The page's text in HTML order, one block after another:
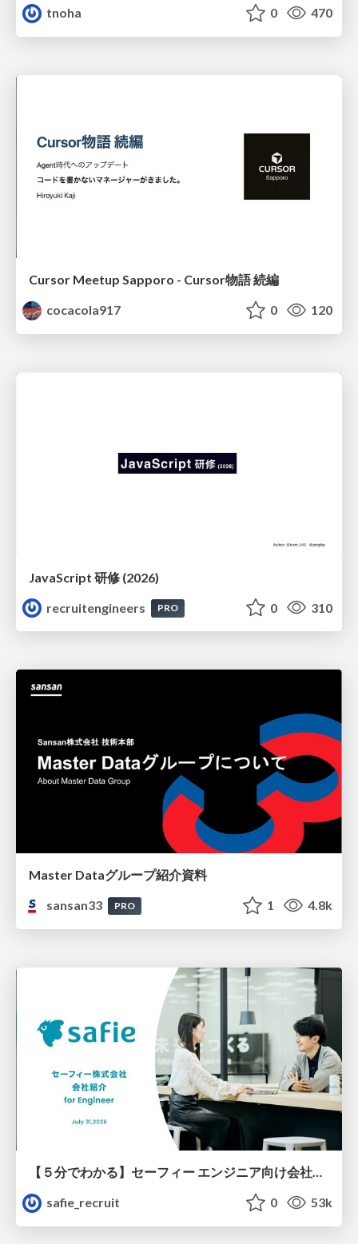
tnoha 0 470
Cursor Meetup Sapporo - Cursor物語 続編
cocacola917
0 120
JavaScript 研修 (2026)
recruitengineers
PRO 0 310
Master Dataグループ紹介資料
sansan33
PRO 1 4.8k
【５分でわかる】セーフィー エンジニア向け会社紹介
safie_recruit
0 53k